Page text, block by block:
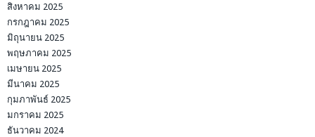
สิงหาคม 2025
กรกฎาคม 2025
มิถุนายน 2025
พฤษภาคม 2025
เมษายน 2025
มีนาคม 2025
กุมภาพันธ์ 2025
มกราคม 2025
ธันวาคม 2024